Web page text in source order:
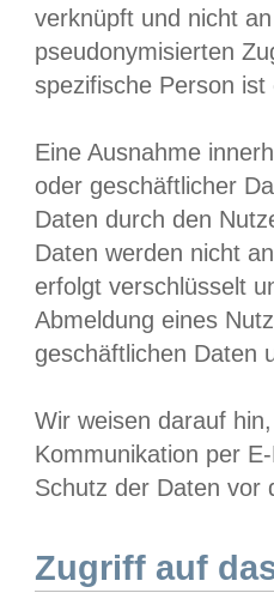
verknüpft und nicht
pseudonymisierten
spezifische Person
Eine Ausnahme
oder geschäftlicher
Daten durch den
Daten werden nicht
erfolgt verschlüsselt
Abmeldung eines
geschäftlichen Daten
Wir weisen darauf
Kommunikation per
Schutz der Daten vor
Zugriff auf